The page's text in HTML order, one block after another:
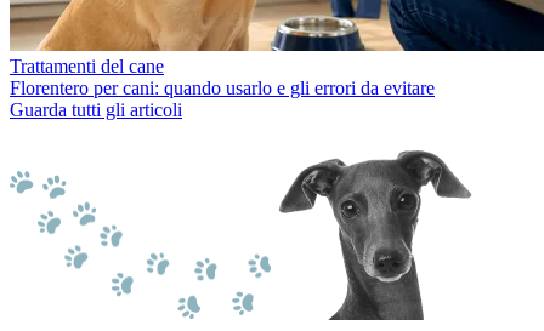
Trattamenti del cane
Florentero per cani: quando usarlo e gli errori da evitare
Guarda tutti gli articoli